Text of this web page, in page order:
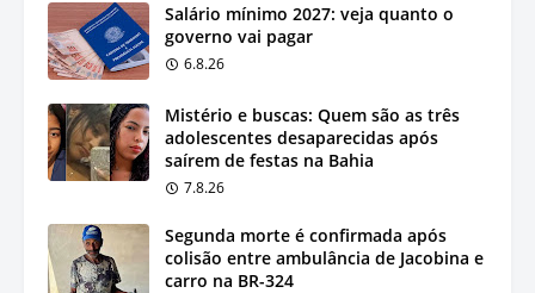
Salário mínimo 2027: veja quanto o
governo vai pagar
6.8.26
Mistério e buscas: Quem são as três
adolescentes desaparecidas após
saírem de festas na Bahia
7.8.26
Segunda morte é confirmada após
colisão entre ambulância de Jacobina e
carro na BR-324